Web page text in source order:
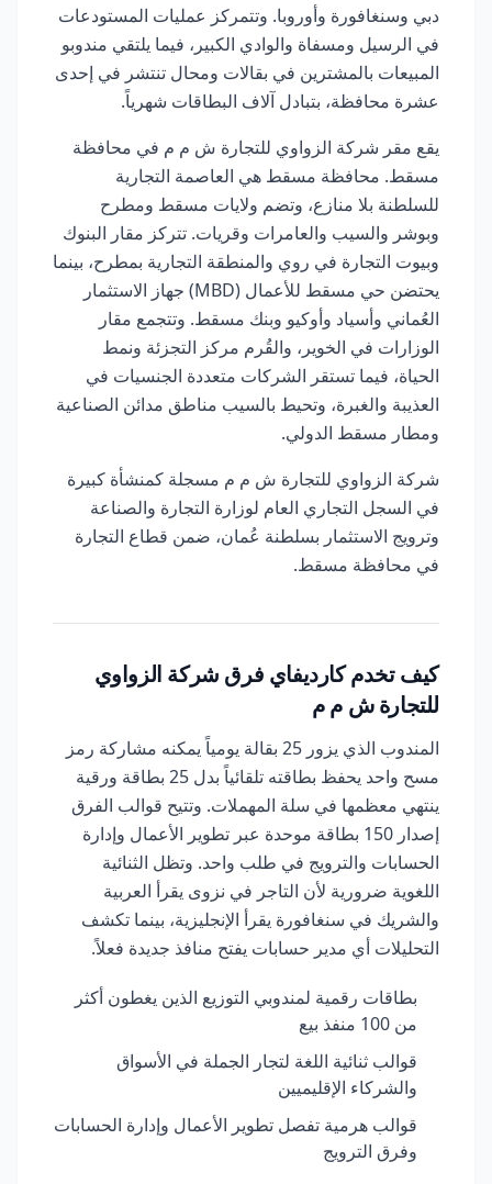
دبي وسنغافورة وأوروبا. وتتمركز عمليات المستودعات
في الرسيل ومسفاة والوادي الكبير، فيما يلتقي مندوبو
المبيعات بالمشترين في بقالات ومحال تنتشر في إحدى
عشرة محافظة، بتبادل آلاف البطاقات شهرياً.
يقع مقر شركة الزواوي للتجارة ش م م في محافظة
مسقط. محافظة مسقط هي العاصمة التجارية
للسلطنة بلا منازع، وتضم ولايات مسقط ومطرح
وبوشر والسيب والعامرات وقريات. تتركز مقار البنوك
وبيوت التجارة في روي والمنطقة التجارية بمطرح، بينما
يحتضن حي مسقط للأعمال (MBD) جهاز الاستثمار
العُماني وأسياد وأوكيو وبنك مسقط. وتتجمع مقار
الوزارات في الخوير، والقُرم مركز التجزئة ونمط
الحياة، فيما تستقر الشركات متعددة الجنسيات في
العذيبة والغبرة، وتحيط بالسيب مناطق مدائن الصناعية
ومطار مسقط الدولي.
شركة الزواوي للتجارة ش م م مسجلة كمنشأة كبيرة
في السجل التجاري العام لوزارة التجارة والصناعة
وترويج الاستثمار بسلطنة عُمان، ضمن قطاع التجارة
في محافظة مسقط.
كيف تخدم كارديفاي فرق شركة الزواوي
للتجارة ش م م
المندوب الذي يزور 25 بقالة يومياً يمكنه مشاركة رمز
مسح واحد يحفظ بطاقته تلقائياً بدل 25 بطاقة ورقية
ينتهي معظمها في سلة المهملات. وتتيح قوالب الفرق
إصدار 150 بطاقة موحدة عبر تطوير الأعمال وإدارة
الحسابات والترويج في طلب واحد. وتظل الثنائية
اللغوية ضرورية لأن التاجر في نزوى يقرأ العربية
والشريك في سنغافورة يقرأ الإنجليزية، بينما تكشف
التحليلات أي مدير حسابات يفتح منافذ جديدة فعلاً.
بطاقات رقمية لمندوبي التوزيع الذين يغطون أكثر
من 100 منفذ بيع
قوالب ثنائية اللغة لتجار الجملة في الأسواق
والشركاء الإقليميين
قوالب هرمية تفصل تطوير الأعمال وإدارة الحسابات
وفرق الترويج